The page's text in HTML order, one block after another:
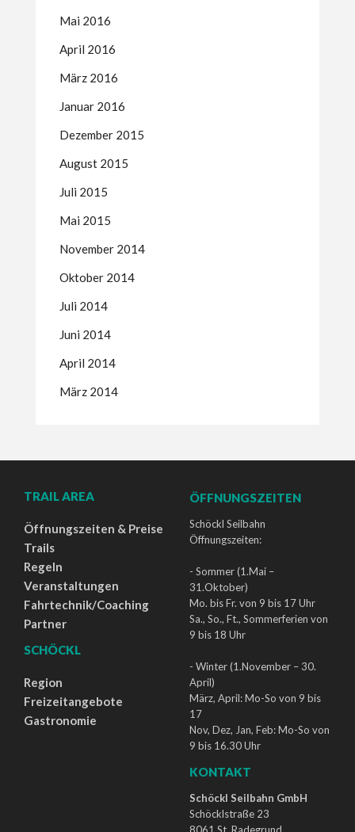
Mai 2016
April 2016
März 2016
Januar 2016
Dezember 2015
August 2015
Juli 2015
Mai 2015
November 2014
Oktober 2014
Juli 2014
Juni 2014
April 2014
März 2014
TRAIL AREA
Öffnungszeiten & Preise
Trails
Regeln
Veranstaltungen
Fahrtechnik/Coaching
Partner
SCHÖCKL
Region
Freizeitangebote
Gastronomie
ÖFFNUNGSZEITEN
Schöckl Seilbahn
Öffnungszeiten:
- Sommer (1.Mai –
31.Oktober)
Mo. bis Fr. von 9 bis 17 Uhr
Sa., So., Ft., Sommerferien von
9 bis 18 Uhr
- Winter (1.November – 30.
April)
März, April: Mo-So von 9 bis
17
Nov, Dez, Jan, Feb: Mo-So von
9 bis 16.30 Uhr
KONTAKT
Schöckl Seilbahn GmbH
Schöcklstraße 23
8061 St. Radegrund